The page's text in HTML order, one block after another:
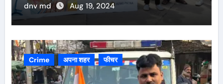
dnv md Aug 19, 2024
Crime अपना शहर फीचर